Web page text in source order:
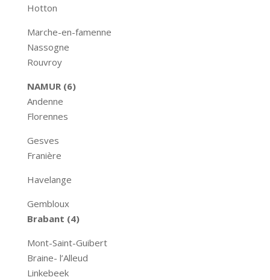
Hotton
Marche-en-famenne
Nassogne
Rouvroy
NAMUR (6)
Andenne
Florennes
Gesves
Franière
Havelange
Gembloux
Brabant (4)
Mont-Saint-Guibert
Braine- l’Alleud
Linkebeek